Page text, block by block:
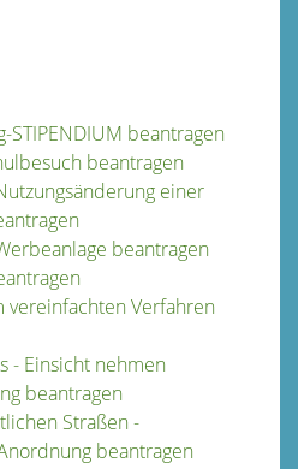
beantragen
beantragen
einer
beantragen
vereinfachten Verfahren
- Einsicht nehmen
beantragen
Straßen -
beantragen